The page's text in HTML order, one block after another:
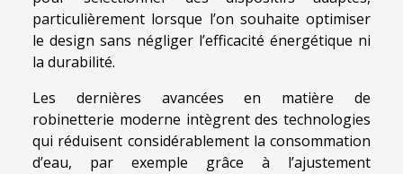
particulièrement lorsque l’on souhaite optimiser
le design sans négliger l’efficacité énergétique ni
la durabilité.
Les dernières avancées en matière de
robinetterie moderne intègrent des technologies
qui réduisent considérablement la consommation
d’eau, par exemple grâce à l’ajustement